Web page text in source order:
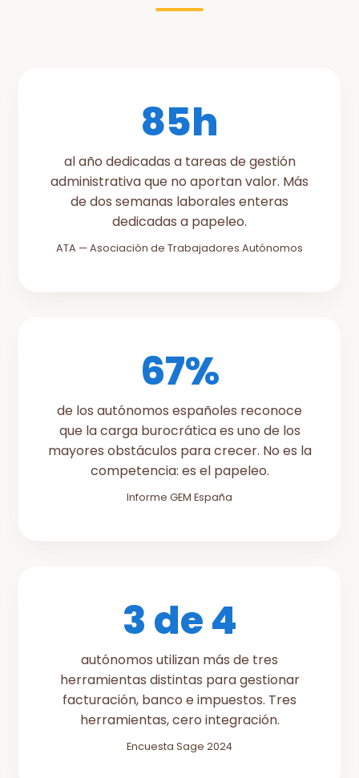
85h
al año dedicadas a tareas de gestión
administrativa que no aportan valor. Más
de dos semanas laborales enteras
dedicadas a papeleo.
ATA — Asociación de Trabajadores Autónomos
67%
de los autónomos españoles reconoce
que la carga burocrática es uno de los
mayores obstáculos para crecer. No es la
competencia: es el papeleo.
Informe GEM España
3 de 4
autónomos utilizan más de tres
herramientas distintas para gestionar
facturación, banco e impuestos. Tres
herramientas, cero integración.
Encuesta Sage 2024